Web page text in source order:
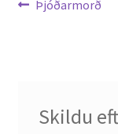
Leiðarkerfi
Previous
Þjóðarmorð
Skildu